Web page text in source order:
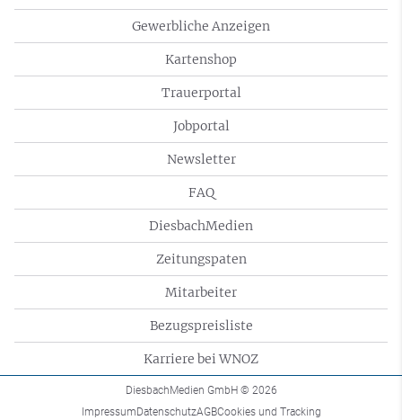
Gewerbliche Anzeigen
Kartenshop
Trauerportal
Jobportal
Newsletter
FAQ
DiesbachMedien
Zeitungspaten
Mitarbeiter
Bezugspreisliste
Karriere bei WNOZ
DiesbachMedien GmbH © 2026
ImpressumDatenschutzAGBCookies und Tracking